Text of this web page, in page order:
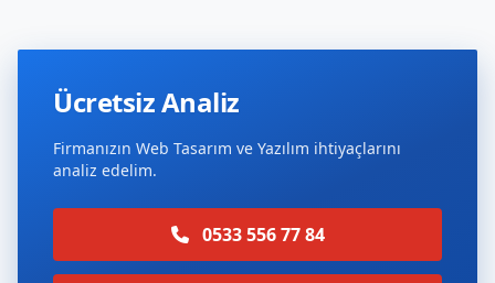
Ücretsiz Analiz
Firmanızın Web Tasarım ve Yazılım ihtiyaçlarını
analiz edelim.
0533 556 77 84